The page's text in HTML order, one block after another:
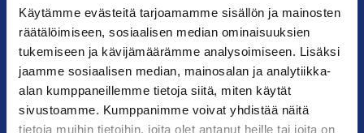
Käytämme evästeitä tarjoamamme sisällön ja mainosten
räätälöimiseen, sosiaalisen median ominaisuuksien
tukemiseen ja kävijämäärämme analysoimiseen. Lisäksi
jaamme sosiaalisen median, mainosalan ja analytiikka-
alan kumppaneillemme tietoja siitä, miten käytät
sivustoamme. Kumppanimme voivat yhdistää näitä
tietoja muihin tietoihin, joita olet antanut heille tai joita on
KauppakamariHelsingin
seudun
kauppakamari
YHTEYSTIEDOT